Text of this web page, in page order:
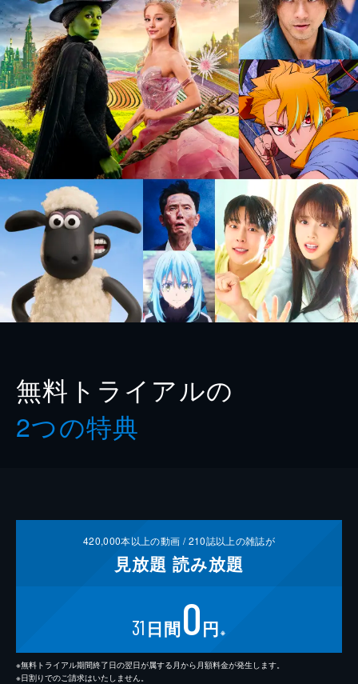
無料トライアルの
2つの特典
420,000本以上の動画 /210誌以上の雑誌が
見放題 読み放題
31 日間0円 ※
※無料トライアル期間終了日の翌日が属する月から月額料金が発生します。
※日割りでのご請求はいたしません。